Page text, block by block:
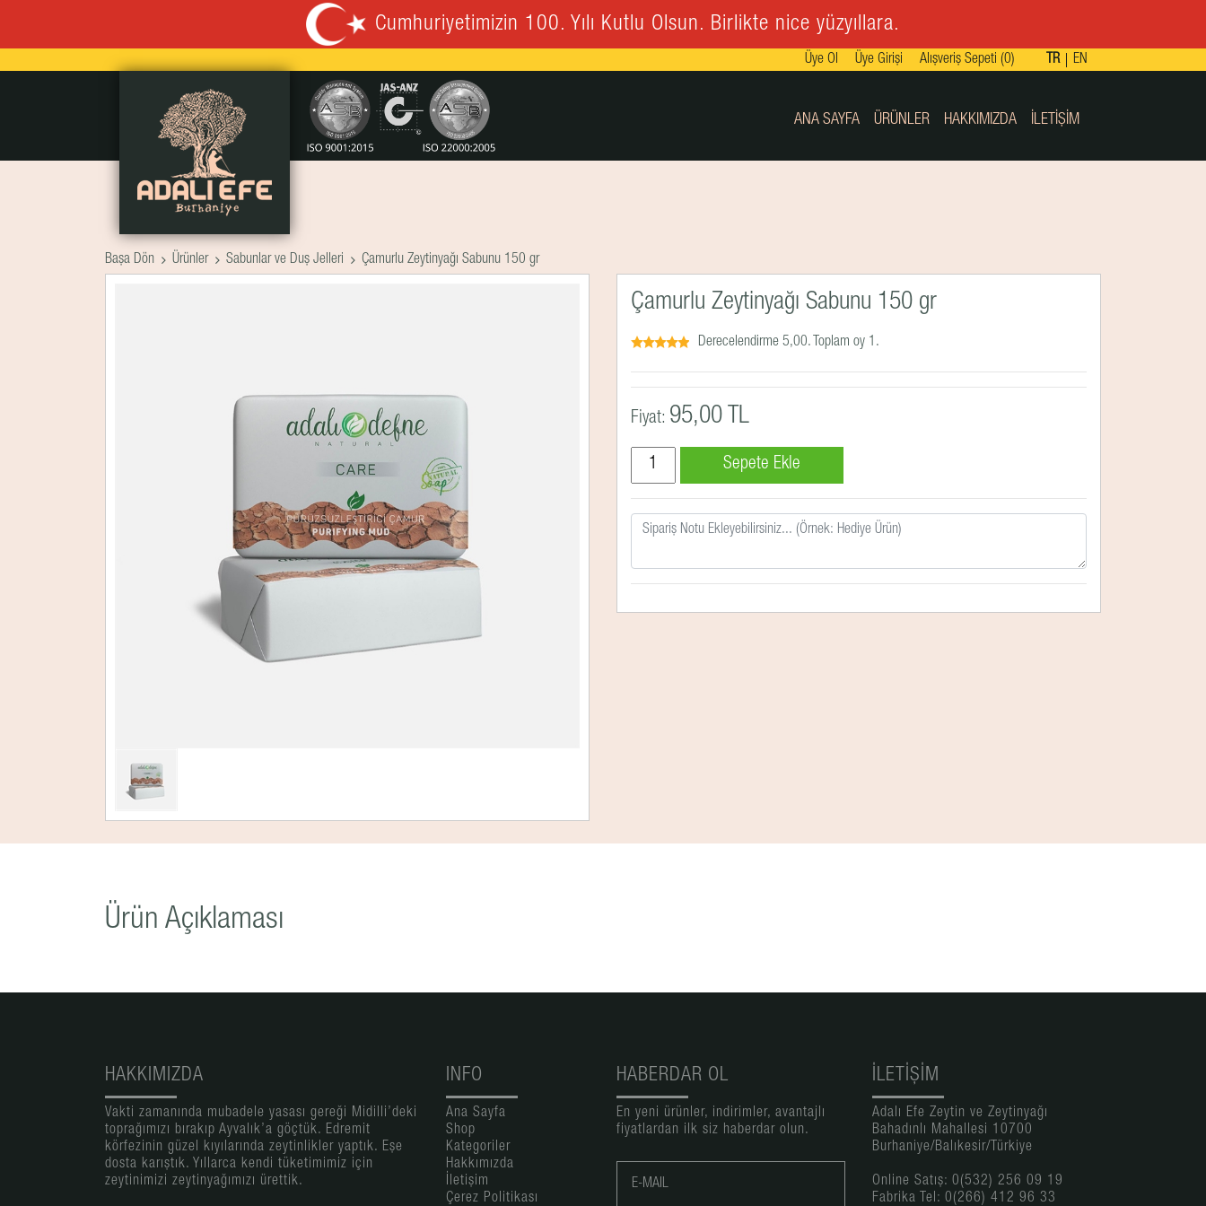
Cumhuriyetimizin 100. Yılı Kutlu Olsun. Birlikte nice yüzyıllara.
Üye Ol Üye Girişi Alışveriş Sepeti (0) TR EN
ANA SAYFA ÜRÜNLER HAKKIMIZDA İLETIŞIM
Başa Dön Ürünler Sabunlar ve Duş Jelleri Çamurlu Zeytinyağı Sabunu 150 gr
Çamurlu Zeytinyağı Sabunu 150 gr
Derecelendirme 5,00. Toplam oy 1.
Fiyat: 95,00 TL
Ürün Açıklaması
HAKKIMIZDA
Vakti zamanında mubadele yasası gereği Midilli’deki
toprağımızı bırakıp Ayvalık’a göçtük. Edremit
körfezinin güzel kıyılarında zeytinlikler yaptık. Eşe
dosta karıştık. Yıllarca kendi tüketimimiz için
zeytinimizi zeytinyağımızı ürettik.
INFO
Ana Sayfa
Shop
Kategoriler
Hakkımızda
İletişim
Çerez Politikası
HABERDAR OL
En yeni ürünler, indirimler, avantajlı
fiyatlardan ilk siz haberdar olun.
İLETIŞIM
Adalı Efe Zeytin ve Zeytinyağı
Bahadınlı Mahallesi 10700
Burhaniye/Balıkesir/Türkiye
Online Satış: 0(532) 256 09 19
Fabrika Tel: 0(266) 412 96 33